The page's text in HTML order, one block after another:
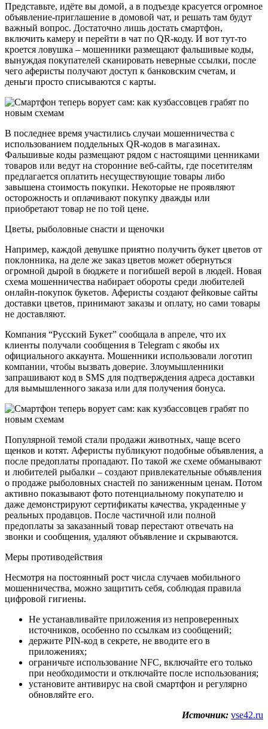
Представьте, идёте вы домой, а в подъезде красуется огромное
объявление-приглашение в домовой чат, и решать там будут
важный вопрос. Достаточно лишь достать смартфон,
включить камеру и перейти в чат по QR-коду. И вот тут-то
кроется ловушка – мошенники размещают фальшивые коды,
вынуждая покупателей сканировать неверные ссылки, после
чего аферисты получают доступ к банковским счетам, и
деньги просто списываются с карты.
В последнее время участились случаи мошенничества с
использованием поддельных QR-кодов в магазинах.
Фальшивые коды размещают рядом с настоящими ценниками
товаров или ведут на сторонние веб-сайты, где посетителям
предлагается оплатить несуществующие товары либо
завышена стоимость покупки. Некоторые не проявляют
осторожность и оплачивают покупку дважды или
приобретают товар не по той цене.
Цветы, рыболовные снасти и щеночки
Например, каждой девушке приятно получить букет цветов от
поклонника, на деле же заказ цветов может обернуться
огромной дырой в бюджете и погибшей верой в людей. Новая
схема мошенничества набирает обороты среди любителей
онлайн-покупок букетов. Аферисты создают фейковые сайты
доставки цветов, принимают заказы и оплату, но сами товары
не доставляют.
Компания “Русский Букет” сообщала в апреле, что их
клиенты получали сообщения в Telegram с якобы их
официального аккаунта. Мошенники использовали логотип
компании, чтобы вызвать доверие. Злоумышленники
запрашивают код в SMS для подтверждения адреса доставки
для вымышленного заказа или для получения бонуса.
Популярной темой стали продажи животных, чаще всего
щенков и котят. Аферисты публикуют подобные объявления, а
после предоплаты пропадают. По такой же схеме обманывают
и любителей рыбалки – создают привлекательные объявления
о продаже рыболовных снастей по заниженным ценам. Потом
активно показывают фото потенциальному покупателю и
даже демонстрируют сертификаты качества, украденные у
реальных продавцов. После частичной или полной
предоплаты за заказанный товар перестают отвечать на
звонки и сообщения, удаляют объявление и скрываются.
Меры противодействия
Несмотря на постоянный рост числа случаев мобильного
мошенничества, можно защитить себя, соблюдая правила
цифровой гигиены.
Не устанавливайте приложения из непроверенных
источников, особенно по ссылкам из сообщений;
держите PIN-код в секрете, не вводите его в
приложениях;
ограничьте использование NFC, включайте его только
при необходимости и отключайте после использования;
установите антивирус на свой смартфон и регулярно
обновляйте его.
Источник: vse42.ru